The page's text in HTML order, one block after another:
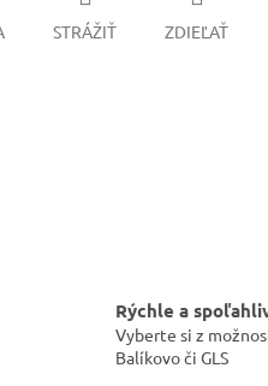
STRÁŽIŤ ZDIEĽAŤ
Rýchle a
Vyberte si z
Balíkovo či GLS